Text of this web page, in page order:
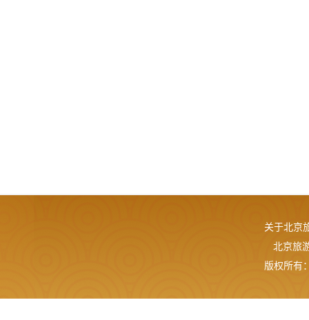
关于北京
北京旅
版权所有